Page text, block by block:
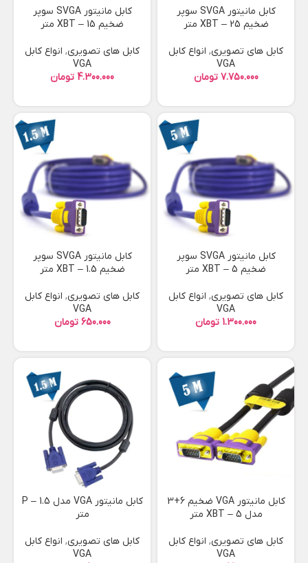
کابل مانیتور SVGA سوپر
ضخیم XBT – 25 متر
کابل های تصویری, انواع کابل
VGA
تومان
کابل مانیتور SVGA سوپر
ضخیم XBT – 15 متر
کابل های تصویری, انواع کابل
VGA
تومان
کابل مانیتور SVGA سوپر
ضخیم XBT – 5 متر
کابل های تصویری, انواع کابل
VGA
تومان
کابل مانیتور SVGA سوپر
ضخیم XBT – 1.5 متر
کابل های تصویری, انواع کابل
VGA
تومان
کابل مانیتور VGA ضخیم 6+3
مدل XBT – 5 متر
کابل های تصویری, انواع کابل
VGA
کابل مانیتور VGA مدل P – 1.5
متر
کابل های تصویری, انواع کابل
VGA